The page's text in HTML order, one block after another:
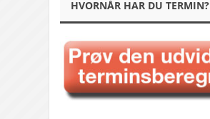
HVORNÅR HAR DU TERMIN?